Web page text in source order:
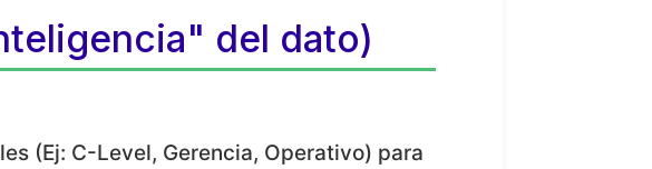
del dato)
(Ej: C-Level, Gerencia, Operativo) para